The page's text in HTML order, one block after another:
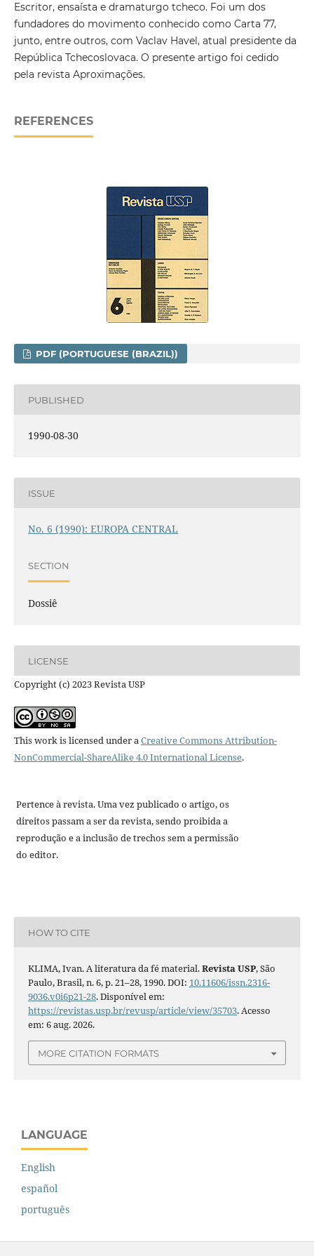
Escritor, ensaísta e dramaturgo tcheco. Foi um dos
fundadores do movimento conhecido como Carta 77,
junto, entre outros, com Vaclav Havel, atual presidente da
República Tchecoslovaca. O presente artigo foi cedido
pela revista Aproximações.
REFERENCES
PDF (PORTUGUESE (BRAZIL))
PUBLISHED
1990-08-30
ISSUE
No. 6 (1990): EUROPA CENTRAL
SECTION
Dossiê
LICENSE
Copyright (c) 2023 Revista USP
This work is licensed under aCreative Commons Attribution-
NonCommercial-ShareAlike 4.0 International License.
Pertence à revista. Uma vez publicado o artigo, os
direitos passam a ser da revista, sendo proibida a
reprodução e a inclusão de trechos sem a permissão
do editor.
HOW TO CITE
KLIMA, Ivan. A literatura da fé material.Revista USP, São
Paulo, Brasil, n. 6, p. 21–28, 1990. DOI: 10.11606/issn.2316-
9036.v0i6p21-28. Disponível em:
https://revistas.usp.br/revusp/article/view/35703. Acesso
em: 6 aug. 2026.
MORE CITATION FORMATS
LANGUAGE
English
español
português